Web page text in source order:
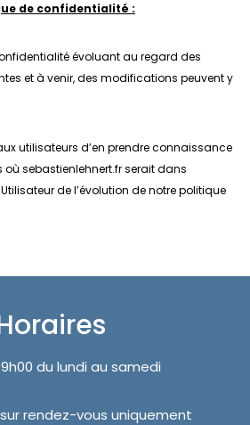
de confidentialité :
évoluant au regard des
et à venir, des modifications peuvent y
utilisateurs d’en prendre connaissance
sebastienlehnert.fr serait dans
de l’évolution de notre politique
du lundi au samedi
rendez-vous uniquement